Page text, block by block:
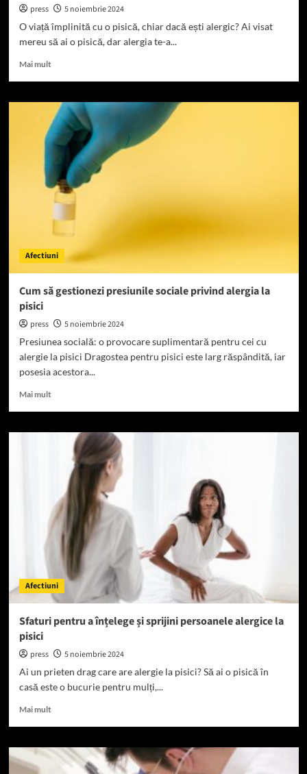
press
5 noiembrie 2024
O viață împlinită cu o pisică, chiar dacă ești alergic? Ai visat
mereu să ai o pisică, dar alergia te-a...
Mai multRead
Alergia
la
pisici
și
izolarea
socială:
Cum
poți
evita
acest
lucru
Afectiuni
Cum să gestionezi presiunile sociale privind alergia la
pisici
press
5 noiembrie 2024
Presiunea socială: o provocare suplimentară pentru cei cu
alergie la pisici Dragostea pentru pisici este larg răspândită, iar
posesia acestora...
Mai multRead
Cum
gestionezi
presiunile
sociale
privind
alergia
la
pisici
Afectiuni
Sfaturi pentru a înțelege și sprijini persoanele alergice la
pisici
press
5 noiembrie 2024
Ai un prieten drag care are alergie la pisici? Să ai o pisică în
casă este o bucurie pentru mulți,...
Mai multRead
Sfaturi
pentru